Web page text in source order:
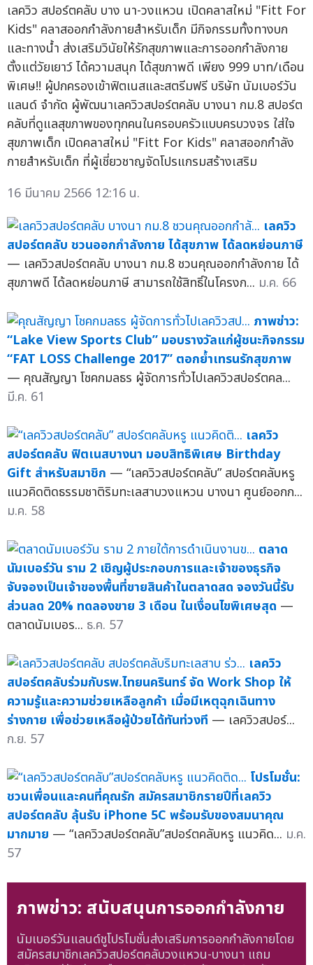
เลควิว สปอร์ตคลับ บาง นา-วงแหวน เปิดคลาสใหม่ "Fitt For
Kids" คลาสออกกำลังกายสำหรับเด็ก มีกิจกรรมทั้งทางบก
และทางน้ำ ส่งเสริมวินัยให้รักสุขภาพและการออกกำลังกาย
ตั้งแต่วัยเยาว์ ได้ความสนุก ได้สุขภาพดี เพียง 999 บาท/เดือน
พิเศษ!! ผู้ปกครองเข้าฟิตเนสและสตรีมฟรี บริษัท นัมเบอร์วัน
แลนด์ จำกัด ผู้พัฒนาเลควิวสปอร์ตคลับ บางนา กม.8 สปอร์ต
คลับที่ดูแลสุขภาพของทุกคนในครอบครัวแบบครบวงจร ใส่ใจ
สุขภาพเด็ก เปิดคลาสใหม่ "Fitt For Kids" คลาสออกกำลัง
กายสำหรับเด็ก ที่ผู้เชี่ยวชาญจัดโปรแกรมสร้างเสริม
16 มีนาคม 2566 12:16 น.
เลควิว
สปอร์ตคลับ ชวนออกกำลังกาย ได้สุขภาพ ได้ลดหย่อนภาษี
— เลควิวสปอร์ตคลับ บางนา กม.8 ชวนคุณออกกำลังกาย ได้
สุขภาพดี ได้ลดหย่อนภาษี สามารถใช้สิทธิ์ในโครงก... ม.ค. 66
ภาพข่าว:
“Lake View Sports Club” มอบรางวัลแก่ผู้ชนะกิจกรรม
“FAT LOSS Challenge 2017” ตอกย้ำเทรนรักสุขภาพ
— คุณสัญญา โชคกมลธร ผู้จัดการทั่วไปเลควิวสปอร์ตคล...
มี.ค. 61
เลควิว
สปอร์ตคลับ ฟิตเนสบางนา มอบสิทธิพิเศษ Birthday
Gift สำหรับสมาชิก — “เลควิวสปอร์ตคลับ” สปอร์ตคลับหรู
แนวคิดติดธรรมชาติริมทะเลสาบวงแหวน บางนา ศูนย์ออกก...
ม.ค. 58
ตลาด
นัมเบอร์วัน ราม 2 เชิญผู้ประกอบการและเจ้าของธุรกิจ
จับจองเป็นเจ้าของพื้นที่ขายสินค้าในตลาดสด จองวันนี้รับ
ส่วนลด 20% ทดลองขาย 3 เดือน ในเงื่อนไขพิเศษสุด —
ตลาดนัมเบอร... ธ.ค. 57
เลควิว
สปอร์ตคลับร่วมกับรพ.ไทยนครินทร์ จัด Work Shop ให้
ความรู้และความช่วยเหลือลูกค้า เมื่อมีเหตุฉุกเฉินทาง
ร่างกาย เพื่อช่วยเหลือผู้ป่วยได้ทันท่วงที — เลควิวสปอร์...
ก.ย. 57
โปรโมชั่น:
ชวนเพื่อนและคนที่คุณรัก สมัครสมาชิกรายปีที่เลควิว
สปอร์ตคลับ ลุ้นรับ iPhone 5C พร้อมรับของสมนาคุณ
มากมาย — “เลควิวสปอร์ตคลับ”สปอร์ตคลับหรู แนวคิด... ม.ค.
57
ภาพข่าว: สนับสนุนการออกกำลังกาย
นัมเบอร์วันแลนด์ชูโปรโมชั่นส่งเสริมการออกกำลังกายโดย
สมัครสมาชิกเลควิวสปอร์ตคลับวงแหวน-บางนา แถม